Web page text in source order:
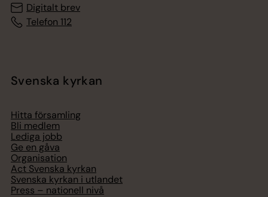
Digitalt brev
Telefon 112
Svenska kyrkan
Hitta församling
Bli medlem
Lediga jobb
Ge en gåva
Organisation
Act Svenska kyrkan
Svenska kyrkan i utlandet
Press – nationell nivå